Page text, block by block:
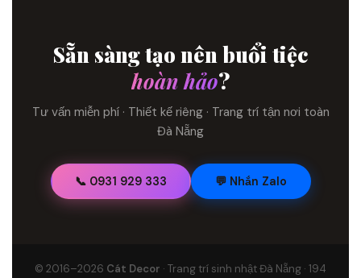
Sẵn sàng tạo nên buổi tiệc
hoàn hảo?
Tư vấn miễn phí · Thiết kế riêng · Trang trí tận nơi toàn
Đà Nẵng
📞 0931 929 333 💬 Nhắn Zalo
© 2016–2026 Cát Decor · Trang trí sinh nhật Đà Nẵng · 194